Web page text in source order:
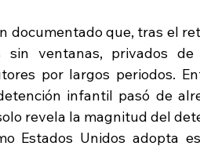
documentado que, tras el
ventanas, privados
por largos periodos.
infantil pasó de
revela la magnitud del
Estados Unidos adopta